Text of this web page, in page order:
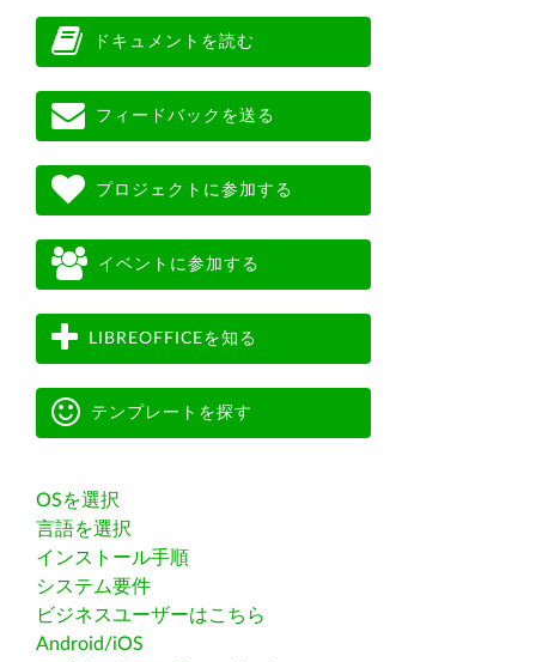
ドキュメントを読む
フィードバックを送る
プロジェクトに参加する
イベントに参加する
LIBREOFFICEを知る
テンプレートを探す
OSを選択
言語を選択
インストール手順
システム要件
ビジネスユーザーはこちら
Android/iOS